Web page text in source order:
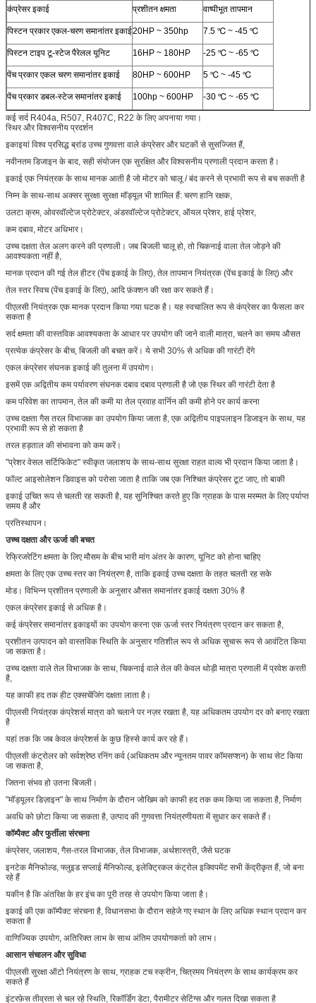
कंप्रेसर इकाई प्रशीतन क्षमता वाष्पीभूत तापमान
पिस्टन प्रकार एकल-चरण समानांतर इकाई20HP ~ 350hp 7.5 ℃ ~ -45 ℃
पिस्टन टाइप टू-स्टेज पैरेलल यूनिट 16HP ~ 180HP -25 ℃ ~ -65 ℃
पेंच प्रकार एकल चरण समानांतर इकाई 80HP ~ 600HP 5 ℃ ~ -45 ℃
पेंच प्रकार डबल-स्टेज समानांतर इकाई 100hp ~ 600HP -30 ℃ ~ -65 ℃
कई सर्द R404a, R507, R407C, R22 के लिए अपनाया गया।
स्थिर और विश्वसनीय प्रदर्शन
इकाइयां विश्व प्रसिद्ध ब्रांड उच्च गुणवत्ता वाले कंप्रेसर और घटकों से सुसज्जित हैं,
नवीनतम डिजाइन के बाद, सही संयोजन एक सुरक्षित और विश्वसनीय प्रणाली प्रदान करता है।
इकाई एक नियंत्रक के साथ मानक आती है जो मोटर को चालू / बंद करने से प्रभावी रूप से बच सकती है
निम्न के साथ-साथ अक्सर सुरक्षा सुरक्षा मॉड्यूल भी शामिल हैं: चरण हानि रक्षक,
उलटा क्रम, ओवरवॉल्टेज प्रोटेक्टर, अंडरवॉल्टेज प्रोटेक्टर, ऑयल प्रेशर, हाई प्रेशर,
कम दबाव, मोटर अधिभार।
उच्च दक्षता तेल अलग करने की प्रणाली। जब बिजली चालू हो, तो चिकनाई वाला तेल जोड़ने की
आवश्यकता नहीं है,
मानक प्रदान की गई तेल हीटर (पेंच इकाई के लिए), तेल तापमान नियंत्रक (पेंच इकाई के लिए) और
तेल स्तर स्विच (पेंच इकाई के लिए), आदि फ़ंक्शन की रक्षा कर सकते हैं।
पीएलसी नियंत्रक एक मानक प्रदान किया गया घटक है। यह स्वचालित रूप से कंप्रेसर का फैसला कर
सकता है
सर्द क्षमता की वास्तविक आवश्यकता के आधार पर उपयोग की जाने वाली मात्रा, चलने का समय औसत
प्रत्येक कंप्रेसर के बीच, बिजली की बचत करें। ये सभी 30% से अधिक की गारंटी देंगे
एकल कंप्रेसर संघनक इकाई की तुलना में उपयोग।
इसमें एक अद्वितीय कम पर्यावरण संघनक दबाव दबाव प्रणाली है जो एक स्थिर की गारंटी देता है
कम परिवेश का तापमान, तेल की कमी या तेल प्रवाह वार्निन की कमी होने पर कार्य करना
उच्च दक्षता गैस तरल विभाजक का उपयोग किया जाता है, एक अद्वितीय पाइपलाइन डिजाइन के साथ, यह
प्रभावी रूप से हो सकता है
तरल हड़ताल की संभावना को कम करें।
"प्रेशर वेसल सर्टिफिकेट" स्वीकृत जलाशय के साथ-साथ सुरक्षा राहत वाल्व भी प्रदान किया जाता है।
फॉल्ट आइसोलेशन डिवाइस को परोसा जाता है ताकि जब एक निश्चित कंप्रेसर टूट जाए, तो बाकी
इकाई उचित रूप से चलती रह सकती है, यह सुनिश्चित करते हुए कि ग्राहक के पास मरम्मत के लिए पर्याप्त
समय है और
प्रतिस्थापन।
उच्च दक्षता और ऊर्जा की बचत
रेफ्रिजरेटिंग क्षमता के लिए मौसम के बीच भारी मांग अंतर के कारण, यूनिट को होना चाहिए
क्षमता के लिए एक उच्च स्तर का नियंत्रण है, ताकि इकाई उच्च दक्षता के तहत चलती रह सके
मोड। विभिन्न प्रशीतन प्रणाली के अनुसार औसत समानांतर इकाई दक्षता 30% है
एकल कंप्रेसर इकाई से अधिक है।
कई कंप्रेसर समानांतर इकाइयों का उपयोग करना एक ऊर्जा स्तर नियंत्रण प्रदान कर सकता है,
प्रशीतन उत्पादन को वास्तविक स्थिति के अनुसार गतिशील रूप से अधिक सुचारू रूप से आवंटित किया
जा सकता है।
उच्च दक्षता वाले तेल विभाजक के साथ, चिकनाई वाले तेल की केवल थोड़ी मात्रा प्रणाली में प्रवेश करती
है,
यह काफी हद तक हीट एक्सचेंजिंग दक्षता लाता है।
पीएलसी नियंत्रक कंप्रेशर्स मात्रा को चलाने पर नज़र रखता है, यह अधिकतम उपयोग दर को बनाए रखता
है
यहां तक ​​कि जब केवल कंप्रेशर्स के कुछ हिस्से कार्य कर रहे हैं।
पीएलसी कंट्रोलर को सर्वश्रेष्ठ रनिंग कर्व (अधिकतम और न्यूनतम पावर कॉमसप्शन) के साथ सेट किया
जा सकता है,
जितना संभव हो उतना बिजली।
"मॉड्यूलर डिज़ाइन" के साथ निर्माण के दौरान जोखिम को काफी हद तक कम किया जा सकता है, निर्माण
अवधि को छोटा किया जा सकता है, उत्पाद की गुणवत्ता नियंत्रणीयता में सुधार कर सकते हैं।
कॉम्पैक्ट और फुर्तीला संरचना
कंप्रेसर, जलाशय, गैस-तरल विभाजक, तेल विभाजक, अर्थशास्त्री, जैसे घटक
इनटेक मैनिफोल्ड, फ्लुइड सप्लाई मैनिफोल्ड, इलेक्ट्रिकल कंट्रोल इक्विपमेंट सभी केंद्रीकृत हैं, जो बना
रहे हैं
यकीन है कि अंतरिक्ष के हर इंच का पूरी तरह से उपयोग किया जाता है।
इकाई की एक कॉम्पैक्ट संरचना है, विधानसभा के दौरान सहेजे गए स्थान के लिए अधिक स्थान प्रदान कर
सकता है
वाणिज्यिक उपयोग, अतिरिक्त लाभ के साथ अंतिम उपयोगकर्ता को लाभ।
आसान संचालन और सुविधा
पीएलसी सुरक्षा ऑटो नियंत्रण के साथ, ग्राहक टच स्क्रीन, चित्रमय नियंत्रण के साथ कार्यक्रम कर
सकते हैं
इंटरफ़ेस तीव्रता से चल रहे स्थिति, रिकॉर्डिंग डेटा, पैरामीटर सेटिंग्स और गलत दिखा सकता है